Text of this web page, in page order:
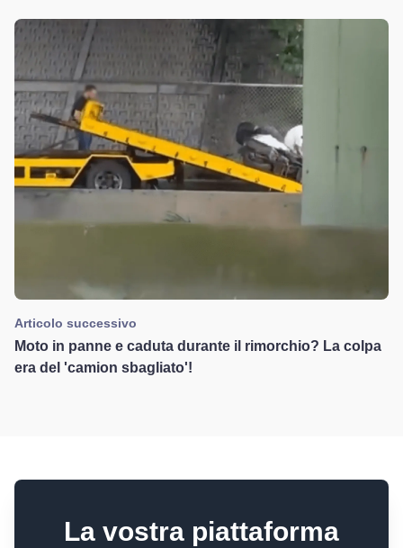
Articolo successivo
Moto in panne e caduta durante il rimorchio? La colpa
era del 'camion sbagliato'!
La vostra piattaforma